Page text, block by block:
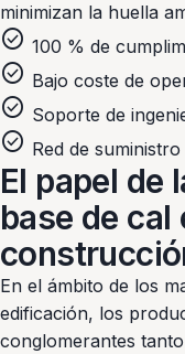
minimizan la huella
check_circle 100 % de
check_circle Bajo coste de
check_circle Soporte de
check_circle Red de
El papel de
base de cal
En el ámbito de los
edificación, los
conglomerantes